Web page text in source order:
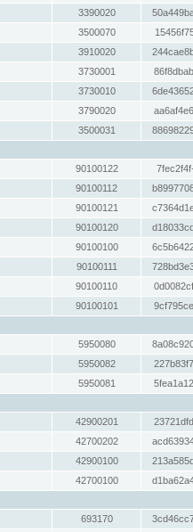
3390020
3500070
3910020
3730001
3730010
3790020
3500031
90100122
90100112
90100121
90100120
90100100
90100111
90100110
90100101
5950080
5950082
5950081
42900201
42700202
42900100
42700100
693170